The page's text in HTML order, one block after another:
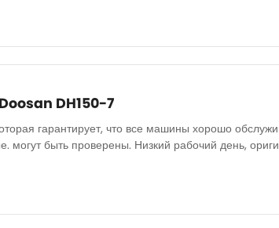
DH150-7
гарантирует, что все машины хорошо
могут быть проверены. Низкий рабочий день,